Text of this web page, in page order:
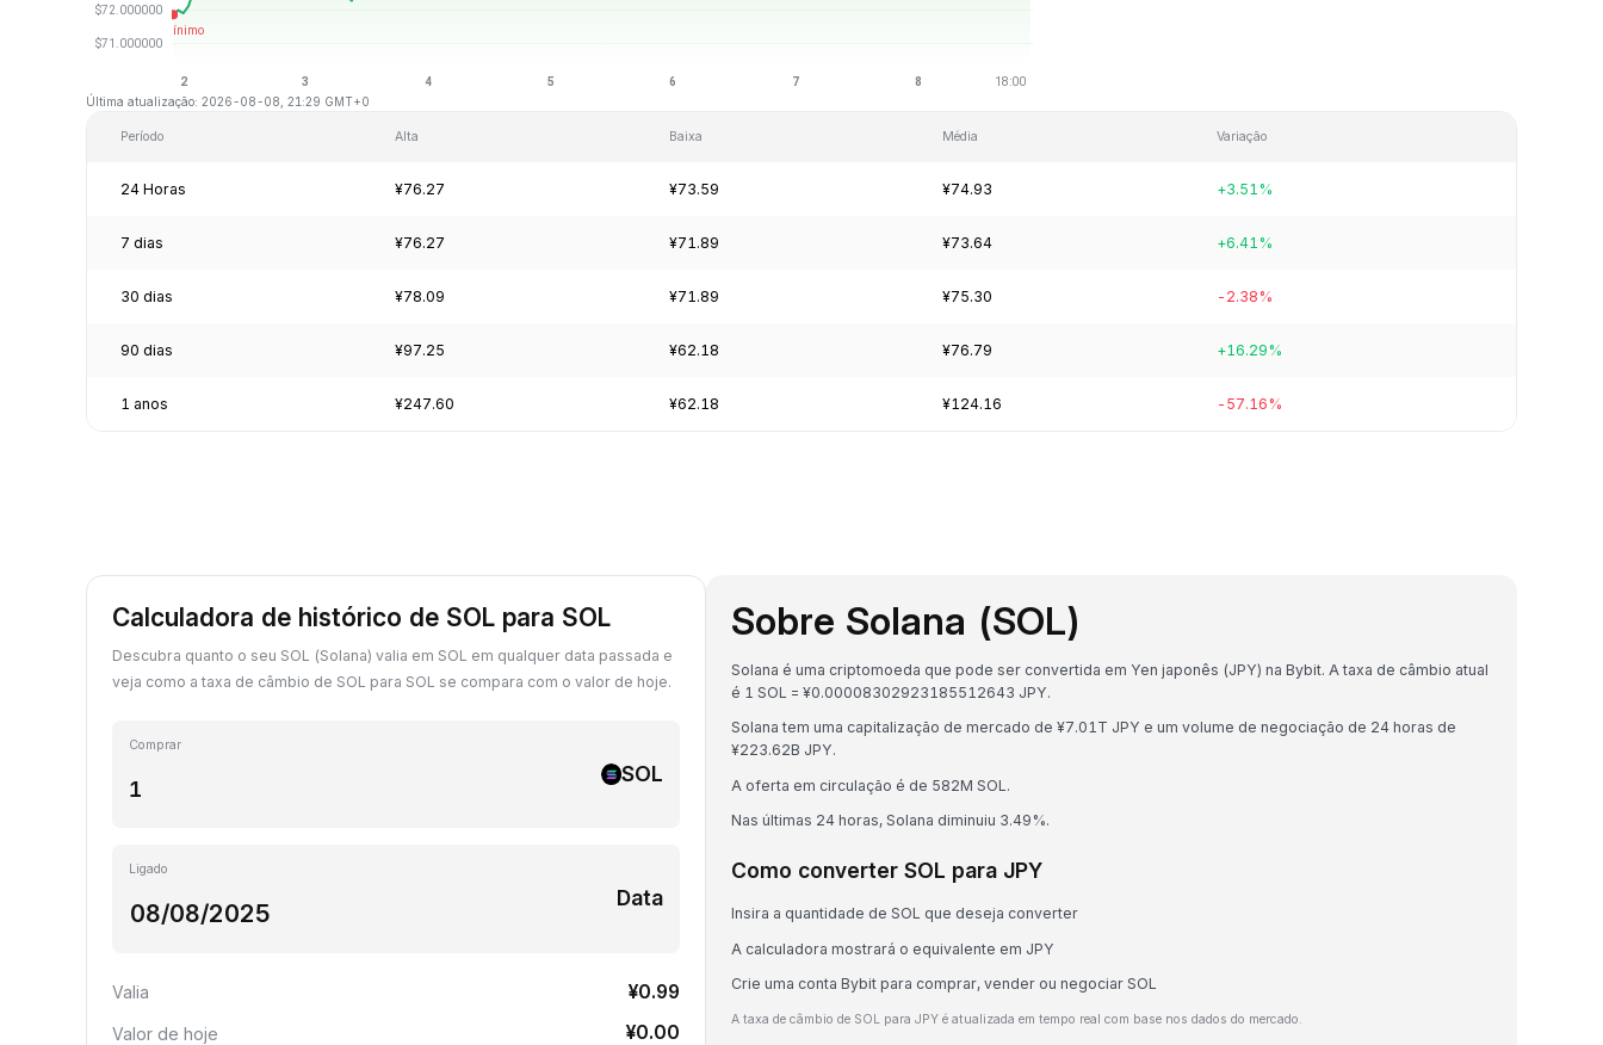
Última atualização: 2026-08-08, 21:29 GMT+0
Período Alta Baixa Média Variação
24 Horas ¥76.27 ¥73.59 ¥74.93 +3.51%
7 dias ¥76.27 ¥71.89 ¥73.64 +6.41%
30 dias ¥78.09 ¥71.89 ¥75.30 -2.38%
90 dias ¥97.25 ¥62.18 ¥76.79 +16.29%
1 anos ¥247.60 ¥62.18 ¥124.16 -57.16%
Calculadora de histórico de SOL para SOL
Descubra quanto o seu SOL (Solana) valia em SOL em qualquer data passada e
veja como a taxa de câmbio de SOL para SOL se compara com o valor de hoje.
Comprar
SOL
Ligado
Data
Valia ¥0.99
Valor de hoje ¥0.00
Sobre Solana (SOL)
Solana é uma criptomoeda que pode ser convertida em Yen japonês (JPY) na Bybit. A taxa de câmbio atual
é 1 SOL = ¥0.00008302923185512643 JPY.
Solana tem uma capitalização de mercado de ¥7.01T JPY e um volume de negociação de 24 horas de
¥223.62B JPY.
A oferta em circulação é de 582M SOL.
Nas últimas 24 horas, Solana diminuiu 3.49%.
Como converter SOL para JPY
Insira a quantidade de SOL que deseja converter
A calculadora mostrará o equivalente em JPY
Crie uma conta Bybit para comprar, vender ou negociar SOL
A taxa de câmbio de SOL para JPY é atualizada em tempo real com base nos dados do mercado.